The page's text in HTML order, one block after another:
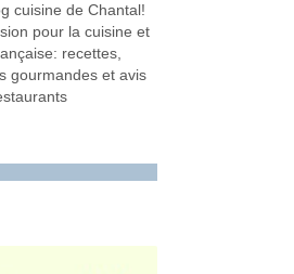
cuisine de Chantal!
pour la cuisine et
recettes,
gourmandes et avis